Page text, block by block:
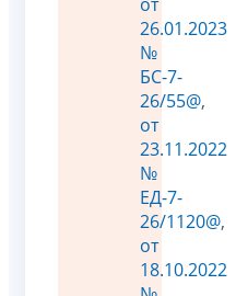
26.01.2023
№
БС-7-
26/55@,
от
23.11.2022
№
ЕД-7-
26/1120@,
от
18.10.2022